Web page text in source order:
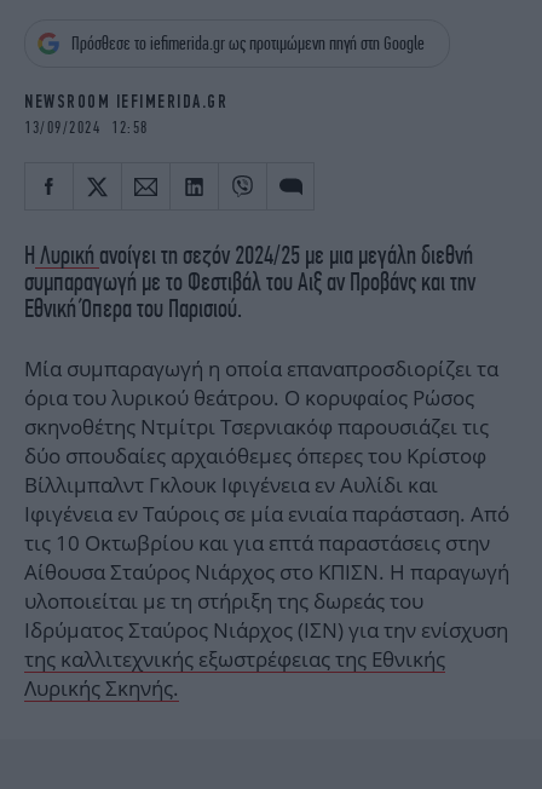
OSCARS
THE OCEAN
Πρόσθεσε το iefimerida.gr ως προτιμώμενη πηγή στη Google
NEWSROOM IEFIMERIDA.GR
13/09/2024 12:58
Η Λυρική ανοίγει τη σεζόν 2024/25 με μια μεγάλη διεθνή
συμπαραγωγή με το Φεστιβάλ του Αιξ αν Προβάνς και την
Εθνική Όπερα του Παρισιού.
Μία συμπαραγωγή η οποία επαναπροσδιορίζει τα
όρια του λυρικού θεάτρου. Ο κορυφαίος Ρώσος
σκηνοθέτης Ντμίτρι Τσερνιακόφ παρουσιάζει τις
δύο σπουδαίες αρχαιόθεμες όπερες του Κρίστοφ
Βίλλιμπαλντ Γκλουκ Ιφιγένεια εν Αυλίδι και
Ιφιγένεια εν Ταύροις σε μία ενιαία παράσταση. Από
τις 10 Οκτωβρίου και για επτά παραστάσεις στην
Αίθουσα Σταύρος Νιάρχος στο ΚΠΙΣΝ. Η παραγωγή
υλοποιείται με τη στήριξη της δωρεάς του
Ιδρύματος Σταύρος Νιάρχος (ΙΣΝ) για την ενίσχυση
της καλλιτεχνικής εξωστρέφειας της Εθνικής
Λυρικής Σκηνής.